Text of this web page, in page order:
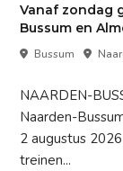
Vanaf zondag
Bussum en
Bussum
NAARDEN-
Naarden-
2 augustus
treinen...